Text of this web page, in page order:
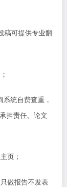
稿可提供专业翻
统自费查重，
担责任。论文
页；
做报告不发表